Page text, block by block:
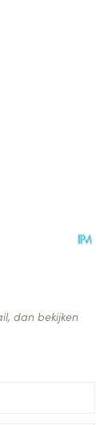
dan bekijken